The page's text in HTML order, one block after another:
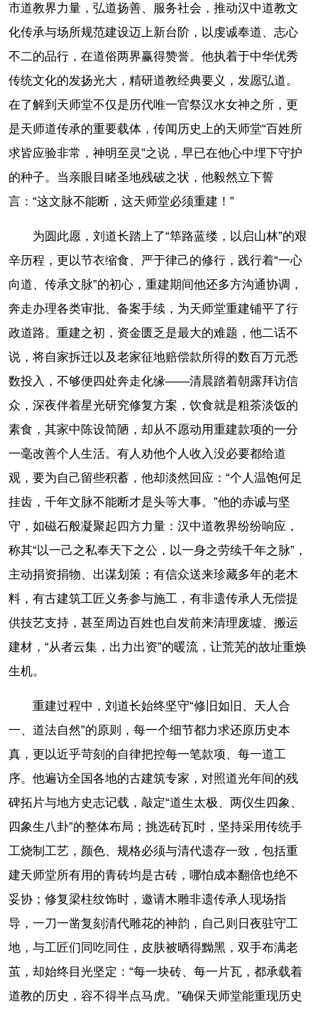
市道教界力量，弘道扬善、服务社会，推动汉中道教文
化传承与场所规范建设迈上新台阶，以虔诚奉道、志心
不二的品行，在道俗两界赢得赞誉。他执着于中华优秀
传统文化的发扬光大，精研道教经典要义，发愿弘道。
在了解到天师堂不仅是历代唯一官祭汉水女神之所，更
是天师道传承的重要载体，传闻历史上的天师堂“百姓所
求皆应验非常，神明至灵”之说，早已在他心中埋下守护
的种子。当亲眼目睹圣地残破之状，他毅然立下誓
言：“这文脉不能断，这天师堂必须重建！”
为圆此愿，刘道长踏上了“筚路蓝缕，以启山林”的艰
辛历程，更以节衣缩食、严于律己的修行，践行着“一心
向道、传承文脉”的初心，重建期间他还多方沟通协调，
奔走办理各类审批、备案手续，为天师堂重建铺平了行
政道路。重建之初，资金匮乏是最大的难题，他二话不
说，将自家拆迁以及老家征地赔偿款所得的数百万元悉
数投入，不够便四处奔走化缘——清晨踏着朝露拜访信
众，深夜伴着星光研究修复方案，饮食就是粗茶淡饭的
素食，其家中陈设简陋，却从不愿动用重建款项的一分
一毫改善个人生活。有人劝他个人收入没必要都给道
观，要为自己留些积蓄，他却淡然回应：“个人温饱何足
挂齿，千年文脉不能断才是头等大事。”他的赤诚与坚
守，如磁石般凝聚起四方力量：汉中道教界纷纷响应，
称其“以一己之私奉天下之公，以一身之劳续千年之脉”，
主动捐资捐物、出谋划策；有信众送来珍藏多年的老木
料，有古建筑工匠义务参与施工，有非遗传承人无偿提
供技艺支持，甚至周边百姓也自发前来清理废墟、搬运
建材，“从者云集，出力出资”的暖流，让荒芜的故址重焕
生机。
重建过程中，刘道长始终坚守“修旧如旧、天人合
一、道法自然”的原则，每一个细节都力求还原历史本
真，更以近乎苛刻的自律把控每一笔款项、每一道工
序。他遍访全国各地的古建筑专家，对照道光年间的残
碑拓片与地方史志记载，敲定“道生太极、两仪生四象、
四象生八卦”的整体布局；挑选砖瓦时，坚持采用传统手
工烧制工艺，颜色、规格必须与清代遗存一致，包括重
建天师堂所有用的青砖均是古砖，哪怕成本翻倍也绝不
妥协；修复梁柱纹饰时，邀请木雕非遗传承人现场指
导，一刀一凿复刻清代雕花的神韵，自己则日夜驻守工
地，与工匠们同吃同住，皮肤被晒得黝黑，双手布满老
茧，却始终目光坚定：“每一块砖、每一片瓦，都承载着
道教的历史，容不得半点马虎。”确保天师堂能重现历史